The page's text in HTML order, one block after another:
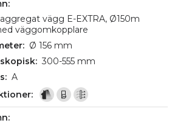
aggregat vägg E-EXTRA, Ø150m
väggomkopplare
Ø 156 mm
300-555 mm
A